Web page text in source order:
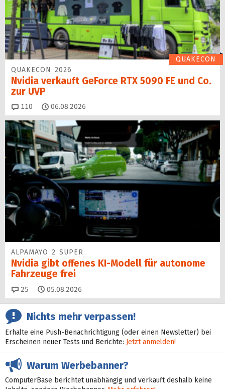
QUAKECON
QUAKECON 2026
Nvidia verkauft GeForce RTX 5090 FE und Co.
zur UVP
110 Kommentare
06.08.2026
ALPAMAYO 2 SUPER
Nvidia gibt offenes KI-Modell für autonome
Fahrzeuge frei
25 Kommentare
05.08.2026
Nichts mehr verpassen!
Erhalte eine Push-Benachrichtigung (oder einen Newsletter) bei
Erscheinen neuer Tests und Berichte: Jetzt anmelden!
Warum Werbebanner?
ComputerBase berichtet unabhängig und verkauft deshalb keine